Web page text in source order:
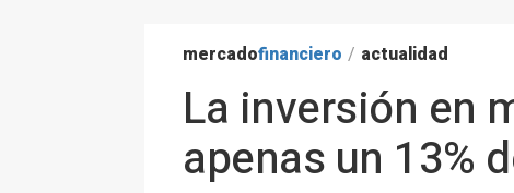
mercadofinanciero / actualidad
La inversión en
apenas un 13%